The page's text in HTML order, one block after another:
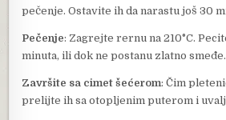
pečenje. Ostavite ih da narastu još 30
Pečenje: Zagrejte rernu na 210°C.
minuta, ili dok ne postanu zlatno smeđe.
Završite sa cimet šećerom: Čim
prelijte ih sa otopljenim puterom i